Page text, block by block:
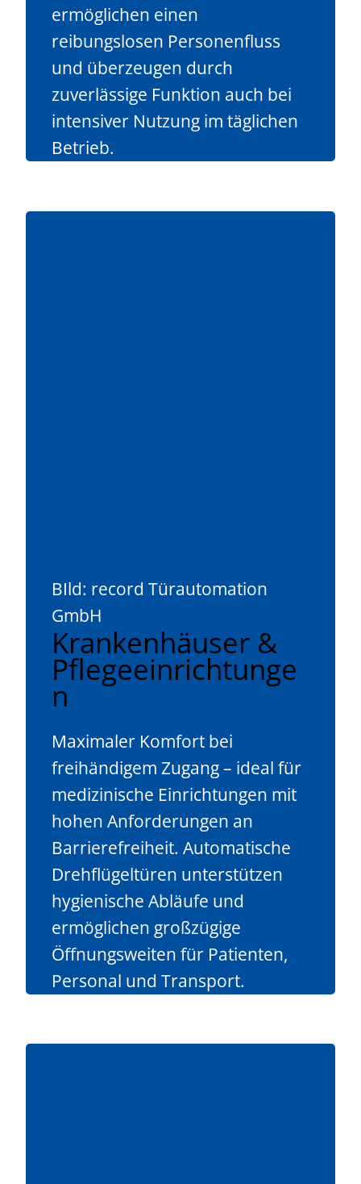
ermöglichen einen
reibungslosen Personenfluss
und überzeugen durch
zuverlässige Funktion auch bei
intensiver Nutzung im täglichen
Betrieb.
BIld: record Türautomation
GmbH
Krankenhäuser &
Pflegeeinrichtunge
n
Maximaler Komfort bei
freihändigem Zugang – ideal für
medizinische Einrichtungen mit
hohen Anforderungen an
Barrierefreiheit. Automatische
Drehflügeltüren unterstützen
hygienische Abläufe und
ermöglichen großzügige
Öffnungsweiten für Patienten,
Personal und Transport.